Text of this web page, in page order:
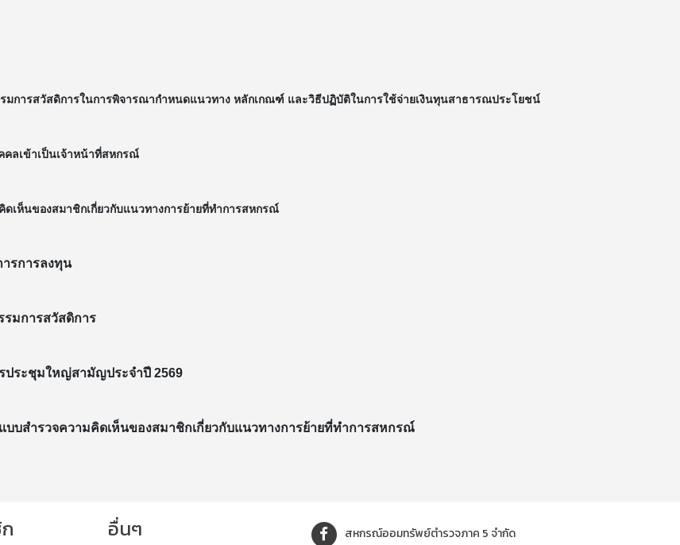
มการสวัสดิการในการพิจารณากำหนดแนวทาง หลักเกณฑ์ และวิธีปฏิบัติในการใช้จ่ายเงินทุนสาธารณประโยชน์
ลเข้าเป็นเจ้าหน้าที่สหกรณ์
เห็นของสมาชิกเกี่ยวกับแนวทางการย้ายที่ทำการสหกรณ์
รการลงทุน
รมการสวัสดิการ
รประชุมใหญ่สามัญประจำปี 2569
บบสำรวจความคิดเห็นของสมาชิกเกี่ยวกับแนวทางการย้ายที่ทำการสหกรณ์
อื่นๆ สหกรณ์ออมทรัพย์ตำรวจภาค 5 จำกัด